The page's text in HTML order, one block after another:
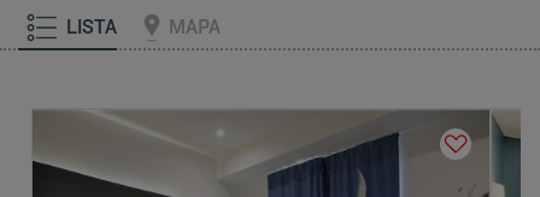
LISTA MAPA